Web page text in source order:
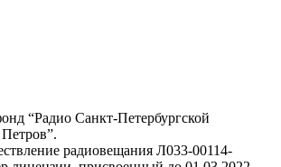
“Радио Санкт-Петербургской
радиовещания Л033-00114-